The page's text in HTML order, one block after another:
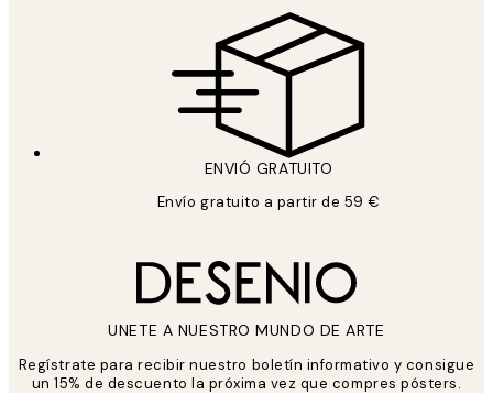
ENVIÓ GRATUITO
Envío gratuito a partir de 59 €
UNETE A NUESTRO MUNDO DE ARTE
Regístrate para recibir nuestro boletín informativo y consigue
un 15% de descuento la próxima vez que compres pósters.